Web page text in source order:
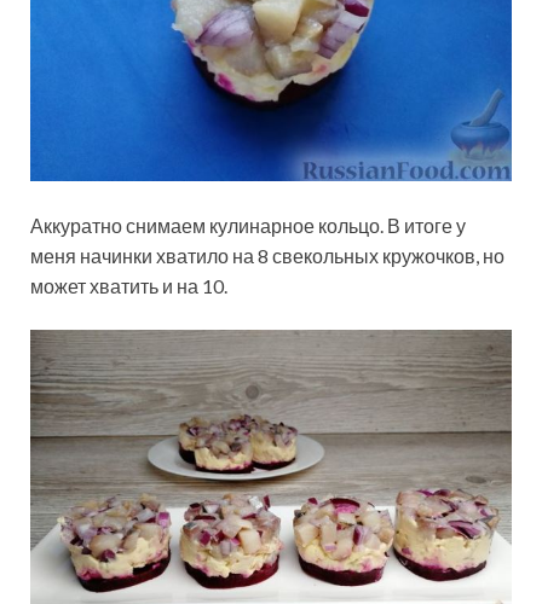
Аккуратно снимаем кулинарное кольцо. В итоге у
меня начинки хватило на 8 свекольных кружочков, но
может хватить и на 10.